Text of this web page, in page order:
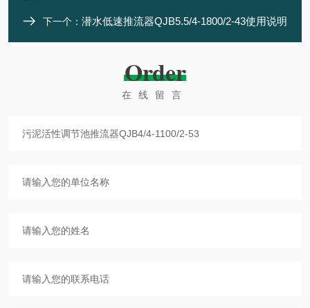
下一个： 潜水低速推流器QJB5.5/4-1800/2-43使用说明
Order
在线留言